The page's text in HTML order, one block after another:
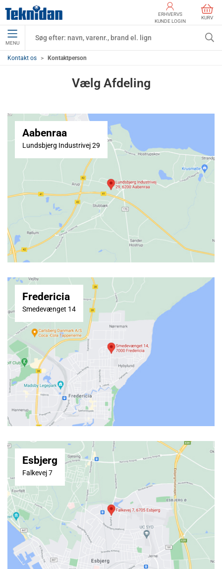
ERHVERVS
KUNDE LOGIN
KURV
MENU
Kontakt os Kontaktperson
Vælg Afdeling
Aabenraa
Lundsbjerg Industrivej 29
Fredericia
Smedevænget 14
Esbjerg
Falkevej 7